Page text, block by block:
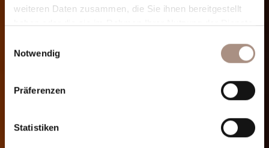
weiteren Daten zusammen, die Sie ihnen bereitgestellt
haben oder die sie im Rahmen Ihrer Nutzung der Dienste
Notwendig
Präferenzen
Statistiken